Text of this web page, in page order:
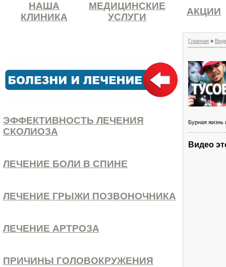
НАША
КЛИНИКА
МЕДИЦИНСКИЕ
УСЛУГИ
АКЦИИ
ЭФФЕКТИВНОСТЬ ЛЕЧЕНИЯ
СКОЛИОЗА
ЛЕЧЕНИЕ БОЛИ В СПИНЕ
ЛЕЧЕНИЕ ГРЫЖИ ПОЗВОНОЧНИКА
ЛЕЧЕНИЕ АРТРОЗА
ПРИЧИНЫ ГОЛОВОКРУЖЕНИЯ
Главная »
Бурная жизнь
Видео